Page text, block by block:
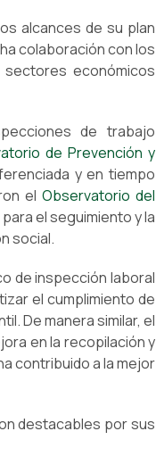
alcances de su plan
colaboración con los
económicos
de trabajo
de Prevención y
y en tiempo
el Observatorio del
el seguimiento y la
social.
de inspección laboral
el cumplimiento de
De manera similar, el
en la recopilación y
contribuido a la mejor
destacables por sus